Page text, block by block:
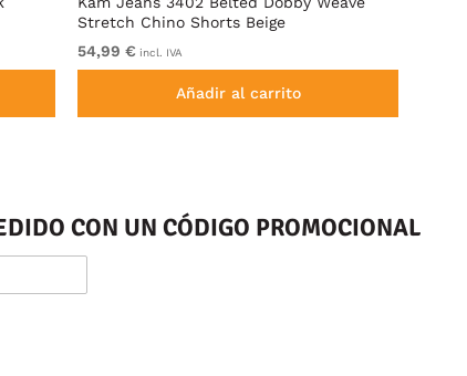
Stretch Chino Shorts Beige
54,99 € incl. IVA
Añadir al carrito
CON UN CÓDIGO PROMOCIONAL